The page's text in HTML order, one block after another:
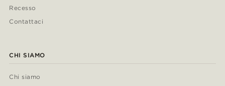
Recesso
Contattaci
CHI SIAMO
Chi siamo